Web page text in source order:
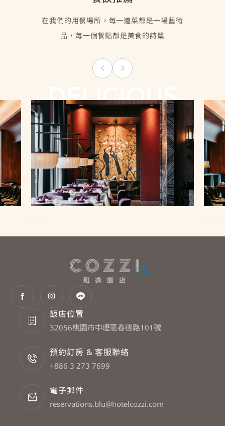
在我們的用餐場所，每一道菜都是一場藝術
品，每一個餐點都是美食的詩篇
DELICIOUS
飯店位置
32056桃園市中壢區春德路101號
預約訂房 & 客服聯絡
+886 3 273 7699
電子郵件
reservations.blu@hotelcozzi.com